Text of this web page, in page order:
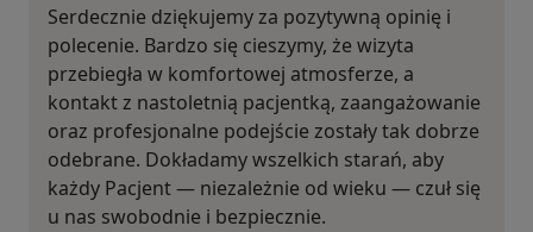
Serdecznie dziękujemy za pozytywną opinię i
polecenie. Bardzo się cieszymy, że wizyta
przebiegła w komfortowej atmosferze, a
kontakt z nastoletnią pacjentką, zaangażowanie
oraz profesjonalne podejście zostały tak dobrze
odebrane. Dokładamy wszelkich starań, aby
każdy Pacjent — niezależnie od wieku — czuł się
u nas swobodnie i bezpiecznie.